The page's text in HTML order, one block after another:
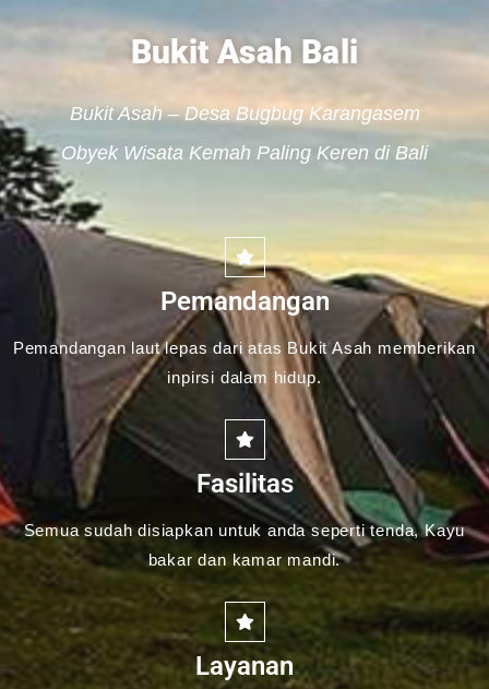
Bukit Asah Bali
Bukit Asah – Desa Bugbug Karangasem
Obyek Wisata Kemah Paling Keren di Bali
Pemandangan
Pemandangan laut lepas dari atas Bukit Asah memberikan
inpirsi dalam hidup.
Fasilitas
Semua sudah disiapkan untuk anda seperti tenda, Kayu
bakar dan kamar mandi.
Layanan